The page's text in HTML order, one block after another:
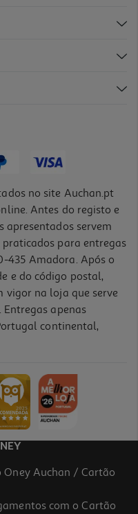
8122e
no site Auchan.pt
Antes do registo e
apresentados servem
praticados para entregas
435 Amadora. Após o
e do código postal,
vigor na loja que serve
apenas
continental,
Auchan / Cartão
com o Cartão